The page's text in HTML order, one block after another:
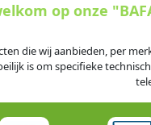
op onze
die wij aanbieden, per
is om specifieke